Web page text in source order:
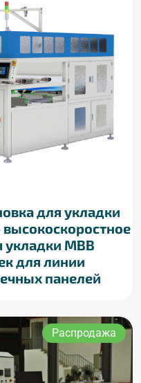
для укладки
MBB
для линии
панелей
Распродажа